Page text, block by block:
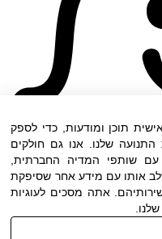
תוכן ומודעות, כדי לספק
שלנו. אנו גם חולקים
שותפי המדיה החברתית,
אותו עם מידע אחר שסיפקת
אתה מסכים לעוגיות